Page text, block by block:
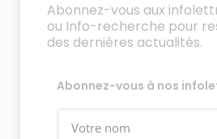
Abonnez-vous aux
ou Info-recherche pour
des dernières actualités.
Abonnez-vous à nos